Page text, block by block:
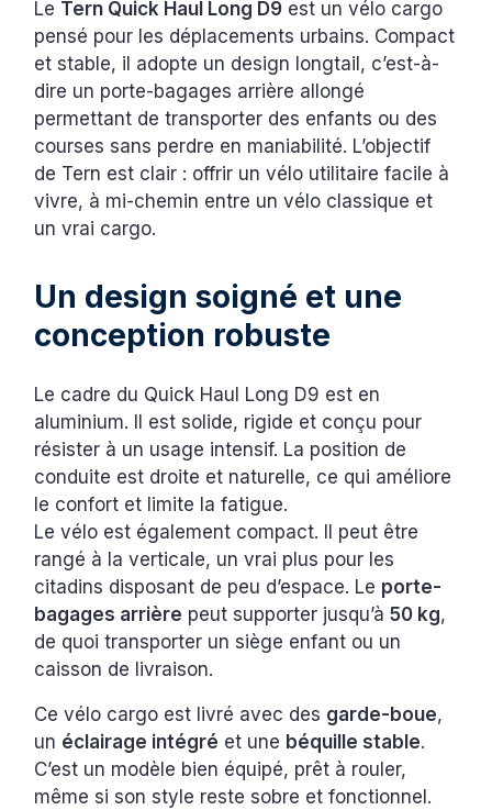
Le Tern Quick Haul Long D9 est un vélo cargo
pensé pour les déplacements urbains. Compact
et stable, il adopte un design longtail, c’est-à-
dire un porte-bagages arrière allongé
permettant de transporter des enfants ou des
courses sans perdre en maniabilité. L’objectif
de Tern est clair : offrir un vélo utilitaire facile à
vivre, à mi-chemin entre un vélo classique et
un vrai cargo.
Un design soigné et une
conception robuste
Le cadre du Quick Haul Long D9 est en
aluminium. Il est solide, rigide et conçu pour
résister à un usage intensif. La position de
conduite est droite et naturelle, ce qui améliore
le confort et limite la fatigue.
Le vélo est également compact. Il peut être
rangé à la verticale, un vrai plus pour les
citadins disposant de peu d’espace. Le porte-
bagages arrière peut supporter jusqu’à50 kg,
de quoi transporter un siège enfant ou un
caisson de livraison.
Ce vélo cargo est livré avec des garde-boue,
un éclairage intégré et une béquille stable.
C’est un modèle bien équipé, prêt à rouler,
même si son style reste sobre et fonctionnel.